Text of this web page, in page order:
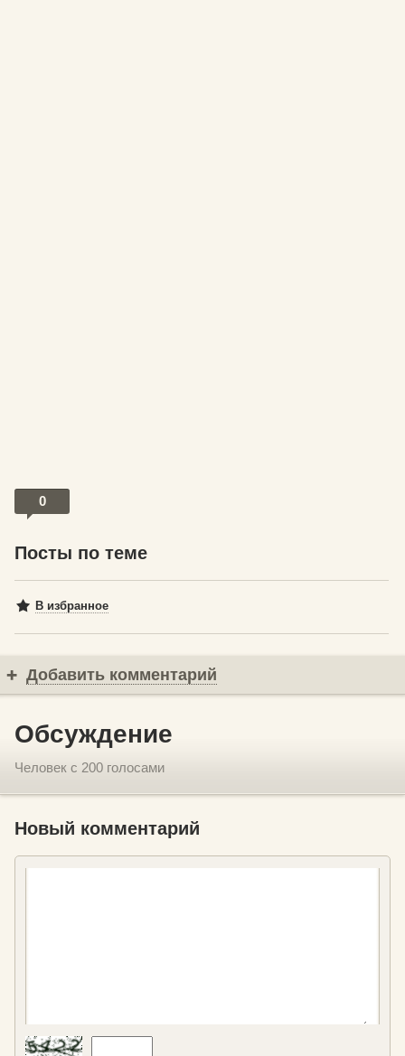
0
Посты по теме
В избранное
Добавить комментарий
Обсуждение
Человек с 200 голосами
Новый комментарий